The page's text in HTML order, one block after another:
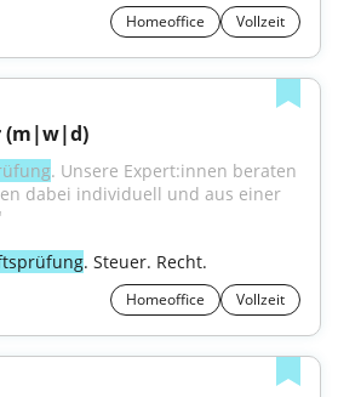
Homeoffice Vollzeit
(m|w|d)
. Unsere Expert:innen beraten
dabei individuell und aus einer
. Steuer. Recht.
Homeoffice Vollzeit